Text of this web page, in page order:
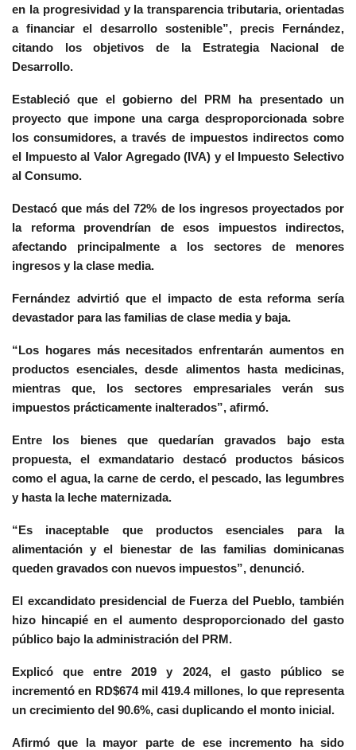
en la progresividad y la transparencia tributaria, orientadas
a financiar el desarrollo sostenible”, precis Fernández,
citando los objetivos de la Estrategia Nacional de
Desarrollo.
Estableció que el gobierno del PRM ha presentado un
proyecto que impone una carga desproporcionada sobre
los consumidores, a través de impuestos indirectos como
el Impuesto al Valor Agregado (IVA) y el Impuesto Selectivo
al Consumo.
Destacó que más del 72% de los ingresos proyectados por
la reforma provendrían de esos impuestos indirectos,
afectando principalmente a los sectores de menores
ingresos y la clase media.
Fernández advirtió que el impacto de esta reforma sería
devastador para las familias de clase media y baja.
“Los hogares más necesitados enfrentarán aumentos en
productos esenciales, desde alimentos hasta medicinas,
mientras que, los sectores empresariales verán sus
impuestos prácticamente inalterados”, afirmó.
Entre los bienes que quedarían gravados bajo esta
propuesta, el exmandatario destacó productos básicos
como el agua, la carne de cerdo, el pescado, las legumbres
y hasta la leche maternizada.
“Es inaceptable que productos esenciales para la
alimentación y el bienestar de las familias dominicanas
queden gravados con nuevos impuestos”, denunció.
El excandidato presidencial de Fuerza del Pueblo, también
hizo hincapié en el aumento desproporcionado del gasto
público bajo la administración del PRM.
Explicó que entre 2019 y 2024, el gasto público se
incrementó en RD$674 mil 419.4 millones, lo que representa
un crecimiento del 90.6%, casi duplicando el monto inicial.
Afirmó que la mayor parte de ese incremento ha sido